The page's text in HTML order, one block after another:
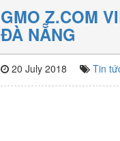
GMO Z.COM
ĐÀ NẴNG
20 July 2018 Tin